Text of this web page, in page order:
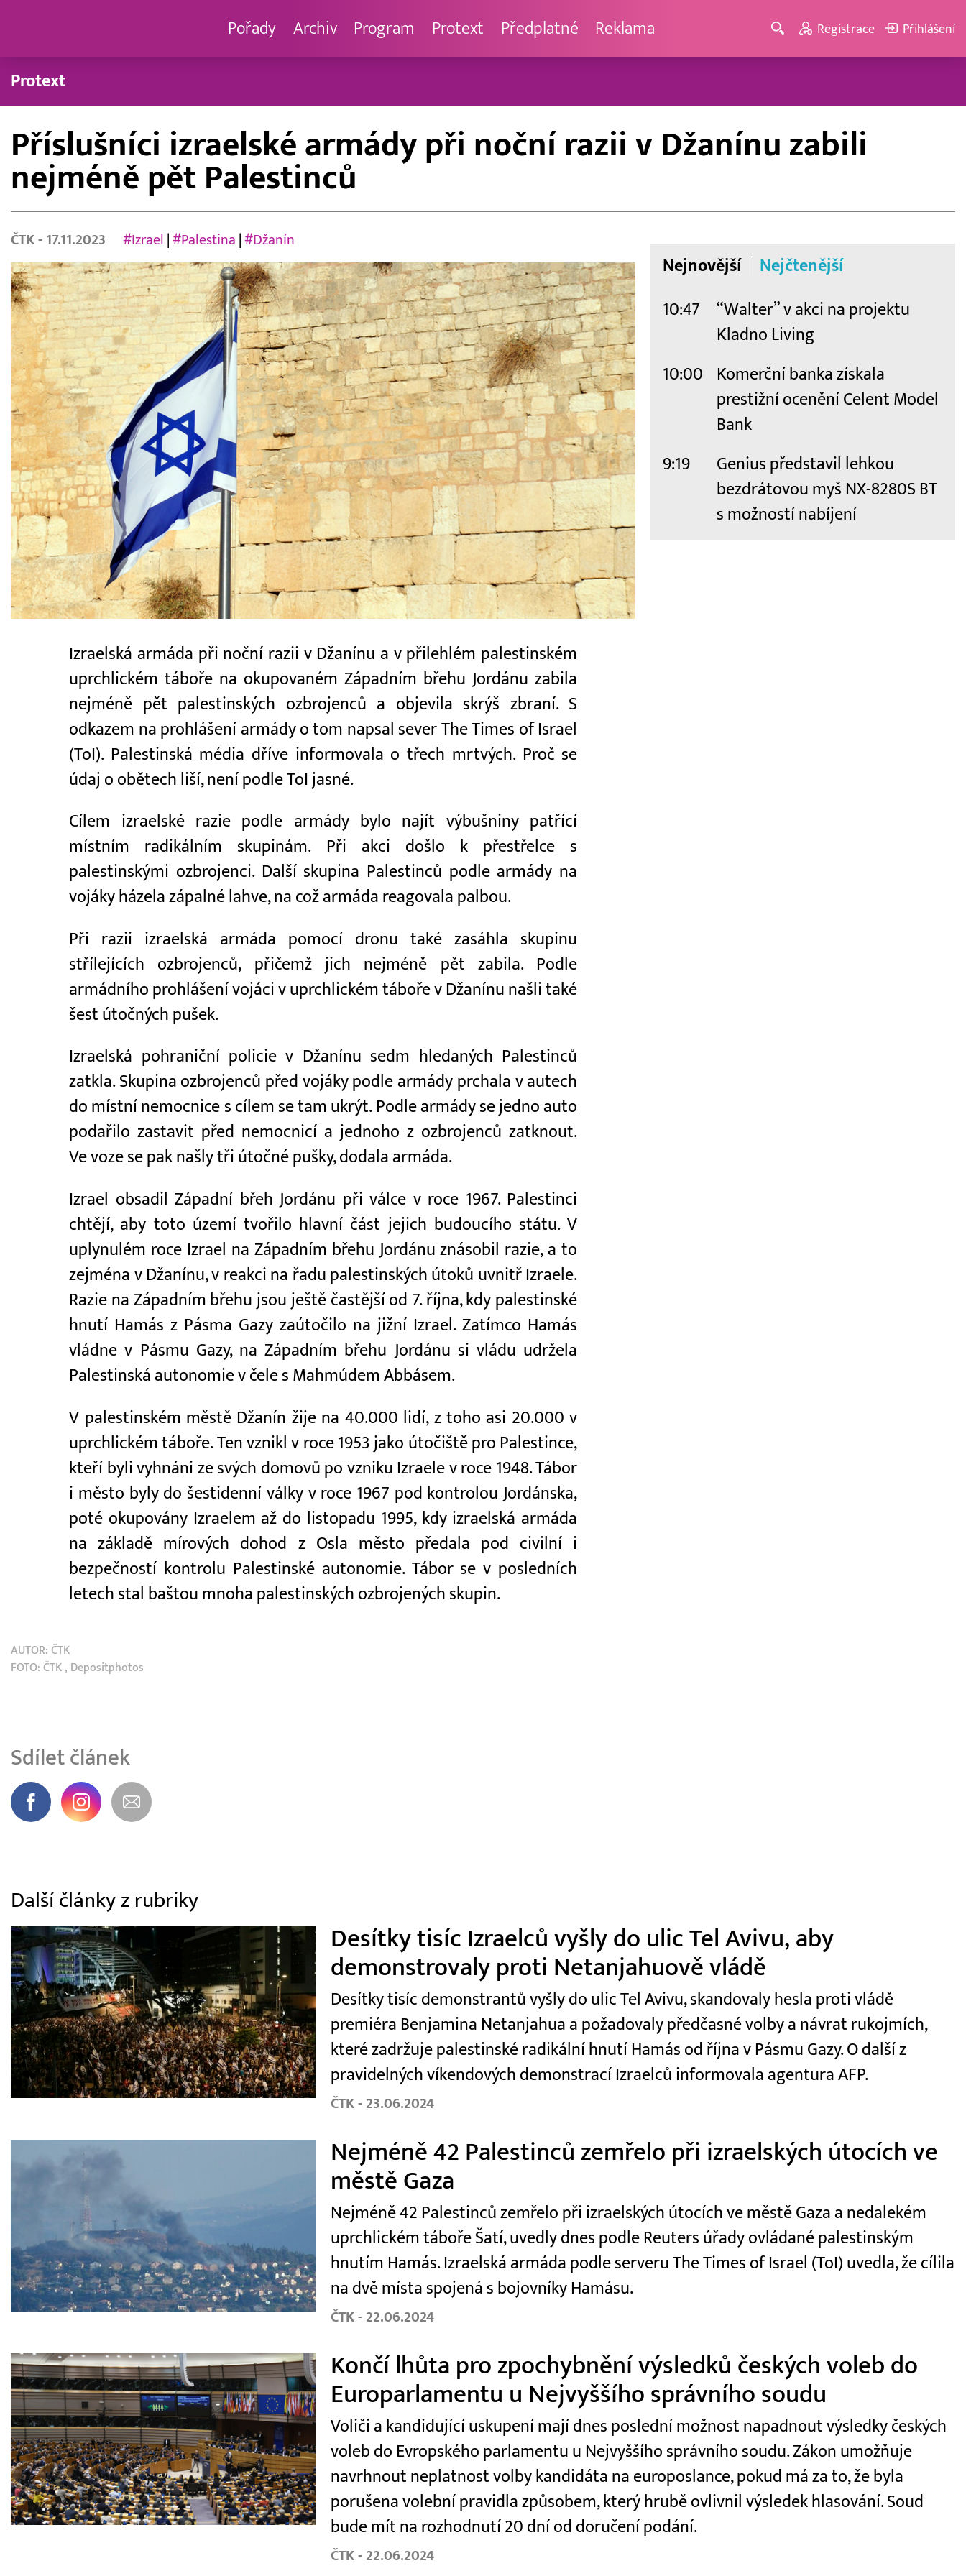
Pořady Archiv Program Protext Předplatné Reklama Registrace Přihlášení
Protext
Příslušníci izraelské armády při noční razii v Džanínu zabili
nejméně pět Palestinců
ČTK - 17.11.2023 #Izrael #Palestina #Džanín
Izraelská armáda při noční razii v Džanínu a v přilehlém palestinském
uprchlickém táboře na okupovaném Západním břehu Jordánu zabila
nejméně pět palestinských ozbrojenců a objevila skrýš zbraní. S
odkazem na prohlášení armády o tom napsal sever The Times of Israel
(ToI). Palestinská média dříve informovala o třech mrtvých. Proč se
údaj o obětech liší, není podle ToI jasné.
Cílem izraelské razie podle armády bylo najít výbušniny patřící
místním radikálním skupinám. Při akci došlo k přestřelce s
palestinskými ozbrojenci. Další skupina Palestinců podle armády na
vojáky házela zápalné lahve, na což armáda reagovala palbou.
Při razii izraelská armáda pomocí dronu také zasáhla skupinu
střílejících ozbrojenců, přičemž jich nejméně pět zabila. Podle
armádního prohlášení vojáci v uprchlickém táboře v Džanínu našli také
šest útočných pušek.
Izraelská pohraniční policie v Džanínu sedm hledaných Palestinců
zatkla. Skupina ozbrojenců před vojáky podle armády prchala v autech
do místní nemocnice s cílem se tam ukrýt. Podle armády se jedno auto
podařilo zastavit před nemocnicí a jednoho z ozbrojenců zatknout.
Ve voze se pak našly tři útočné pušky, dodala armáda.
Izrael obsadil Západní břeh Jordánu při válce v roce 1967. Palestinci
chtějí, aby toto území tvořilo hlavní část jejich budoucího státu. V
uplynulém roce Izrael na Západním břehu Jordánu znásobil razie, a to
zejména v Džanínu, v reakci na řadu palestinských útoků uvnitř Izraele.
Razie na Západním břehu jsou ještě častější od 7. října, kdy palestinské
hnutí Hamás z Pásma Gazy zaútočilo na jižní Izrael. Zatímco Hamás
vládne v Pásmu Gazy, na Západním břehu Jordánu si vládu udržela
Palestinská autonomie v čele s Mahmúdem Abbásem.
V palestinském městě Džanín žije na 40.000 lidí, z toho asi 20.000 v
uprchlickém táboře. Ten vznikl v roce 1953 jako útočiště pro Palestince,
kteří byli vyhnáni ze svých domovů po vzniku Izraele v roce 1948. Tábor
i město byly do šestidenní války v roce 1967 pod kontrolou Jordánska,
poté okupovány Izraelem až do listopadu 1995, kdy izraelská armáda
na základě mírových dohod z Osla město předala pod civilní i
bezpečností kontrolu Palestinské autonomie. Tábor se v posledních
letech stal baštou mnoha palestinských ozbrojených skupin.
AUTOR: ČTK
FOTO: ČTK , Depositphotos
Sdílet článek
Nejnovější Nejčtenější
10:47
“Walter” v akci na projektu
Kladno Living
10:00
Komerční banka získala
prestižní ocenění Celent Model
Bank
9:19
Genius představil lehkou
bezdrátovou myš NX-8280S BT
s možností nabíjení
Další články z rubriky
Desítky tisíc Izraelců vyšly do ulic Tel Avivu, aby
demonstrovaly proti Netanjahuově vládě
Desítky tisíc demonstrantů vyšly do ulic Tel Avivu, skandovaly hesla proti vládě
premiéra Benjamina Netanjahua a požadovaly předčasné volby a návrat rukojmích,
které zadržuje palestinské radikální hnutí Hamás od října v Pásmu Gazy. O další z
pravidelných víkendových demonstrací Izraelců informovala agentura AFP.
ČTK - 23.06.2024
Nejméně 42 Palestinců zemřelo při izraelských útocích ve
městě Gaza
Nejméně 42 Palestinců zemřelo při izraelských útocích ve městě Gaza a nedalekém
uprchlickém táboře Šatí, uvedly dnes podle Reuters úřady ovládané palestinským
hnutím Hamás. Izraelská armáda podle serveru The Times of Israel (ToI) uvedla, že cílila
na dvě místa spojená s bojovníky Hamásu.
ČTK - 22.06.2024
Končí lhůta pro zpochybnění výsledků českých voleb do
Europarlamentu u Nejvyššího správního soudu
Voliči a kandidující uskupení mají dnes poslední možnost napadnout výsledky českých
voleb do Evropského parlamentu u Nejvyššího správního soudu. Zákon umožňuje
navrhnout neplatnost volby kandidáta na europoslance, pokud má za to, že byla
porušena volební pravidla způsobem, který hrubě ovlivnil výsledek hlasování. Soud
bude mít na rozhodnutí 20 dní od doručení podání.
ČTK - 22.06.2024